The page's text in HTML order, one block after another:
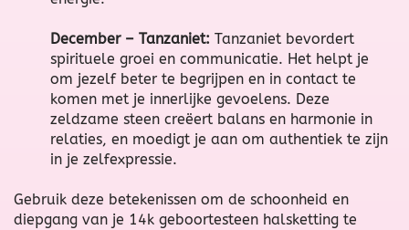
December – Tanzaniet: Tanzaniet bevordert
spirituele groei en communicatie. Het helpt je
om jezelf beter te begrijpen en in contact te
komen met je innerlijke gevoelens. Deze
zeldzame steen creëert balans en harmonie in
relaties, en moedigt je aan om authentiek te zijn
in je zelfexpressie.
Gebruik deze betekenissen om de schoonheid en
diepgang van je 14k geboortesteen halsketting te